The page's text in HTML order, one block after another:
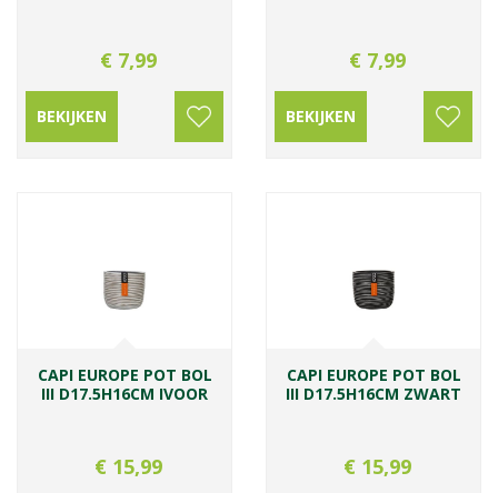
€ 7,99
BEKIJKEN
€ 7,99
BEKIJKEN
CAPI EUROPE POT BOL
III D17.5H16CM IVOOR
€ 15,99
CAPI EUROPE POT BOL
III D17.5H16CM ZWART
€ 15,99